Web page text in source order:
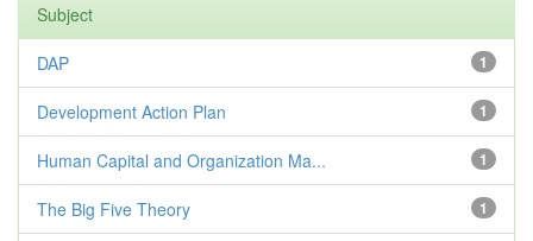
Subject
1
DAP
1
Development Action Plan
1
Human Capital and Organization Ma...
1
The Big Five Theory